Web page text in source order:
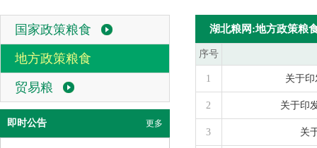
国家政策粮食
地方政策粮食
贸易粮
即时公告 更多
湖北粮网:地方政策粮
序号
1 关于
2 关于印
3 关